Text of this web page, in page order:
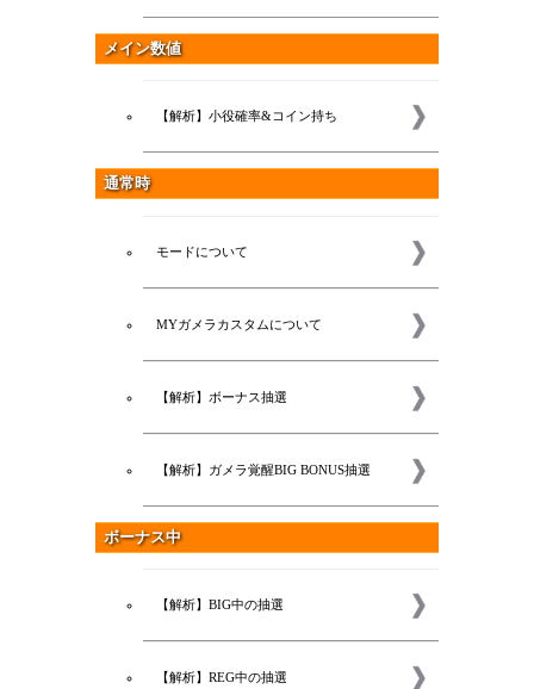
メイン数値
【解析】小役確率&コイン持ち
通常時
モードについて
MYガメラカスタムについて
【解析】ボーナス抽選
【解析】ガメラ覚醒BIG BONUS抽選
ボーナス中
【解析】BIG中の抽選
【解析】REG中の抽選